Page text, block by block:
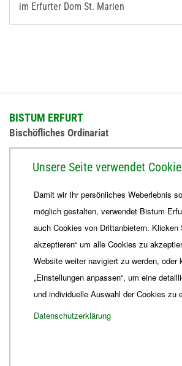
im Erfurter Dom St. Marien
BISTUM ERFURT
Bischöfliches Ordinariat
+49 361 6572-444
ordinariat Bistum-Erfurt.de
Unsere Seite verwendet
Damit wir Ihr persönliches Weberlebnis
möglich gestalten, verwendet Bistum
auch Cookies von Drittanbietern. Klicken
akzeptieren“ um alle Cookies zu
Website weiter navigiert zu werden, oder
„Einstellungen anpassen“, um eine
und individuelle Auswahl der Cookies zu
Datenschutzerklärung